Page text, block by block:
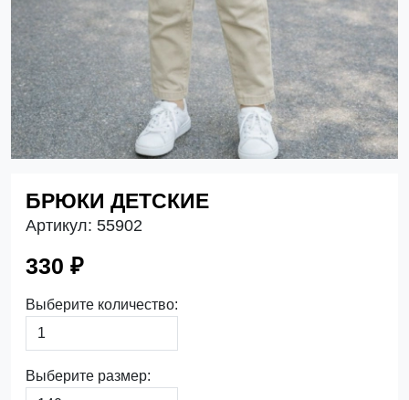
БРЮКИ ДЕТСКИЕ
Артикул: 55902
330 ₽
Выберите количество:
Выберите размер: